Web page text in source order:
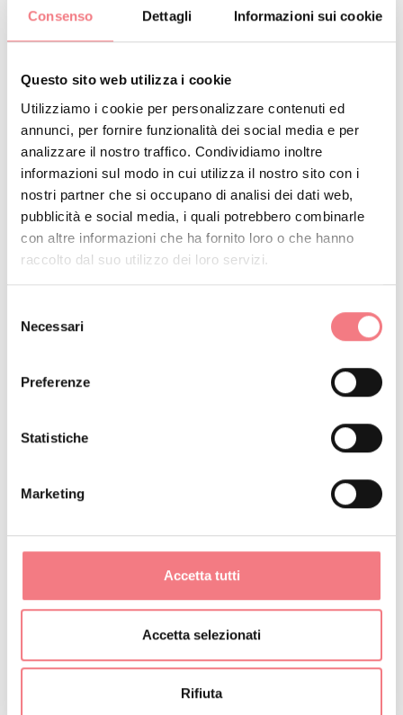
Consenso Dettagli Informazioni sui cookie
Questo sito web utilizza i cookie
Utilizziamo i cookie per personalizzare contenuti ed
annunci, per fornire funzionalità dei social media e per
analizzare il nostro traffico. Condividiamo inoltre
informazioni sul modo in cui utilizza il nostro sito con i
nostri partner che si occupano di analisi dei dati web,
pubblicità e social media, i quali potrebbero combinarle
con altre informazioni che ha fornito loro o che hanno
raccolto dal suo utilizzo dei loro servizi.
delNecessari
Preferenze
Statistiche
Marketing
Accetta tutti
Accetta selezionati
Rifiuta
+39 3924645401
dolomiti@valcomelico.it
https://bookingvalcomelico.it/appartamenti-
case/#/alloggi
PRENOTA
RICHIEDI INFORMAZIONI
Appartamento da 3 posti letto posto su due livelli,
a pochi passi dal centro e dalle piste da sci, composto
singola, due bagni con doccia e posto auto privato.